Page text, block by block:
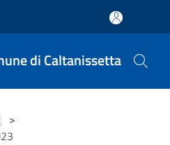
di Caltanissetta
>